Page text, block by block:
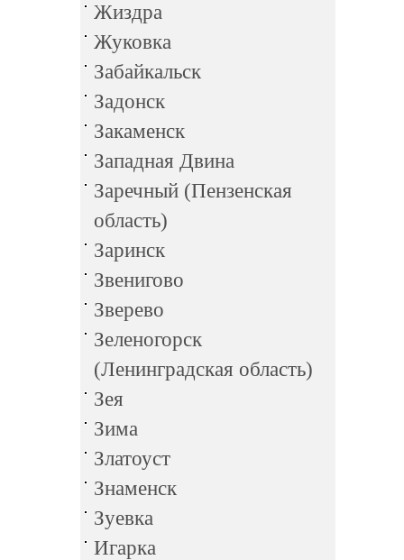
Жиздра
Жуковка
Забайкальск
Задонск
Закаменск
Западная Двина
Заречный (Пензенская
область)
Заринск
Звенигово
Зверево
Зеленогорск
(Ленинградская область)
Зея
Зима
Златоуст
Знаменск
Зуевка
Игарка